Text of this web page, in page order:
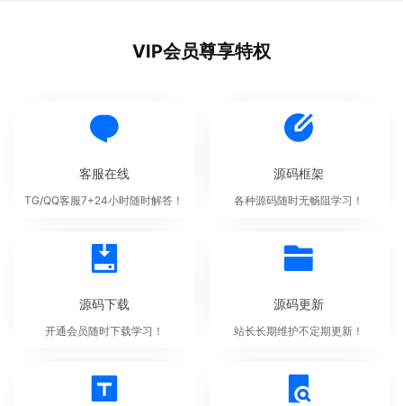
VIP会员尊享特权
客服在线
TG/QQ客服7+24小时随时解答！
源码框架
各种源码随时无畅阻学习！
源码下载
开通会员随时下载学习！
源码更新
站长长期维护不定期更新！